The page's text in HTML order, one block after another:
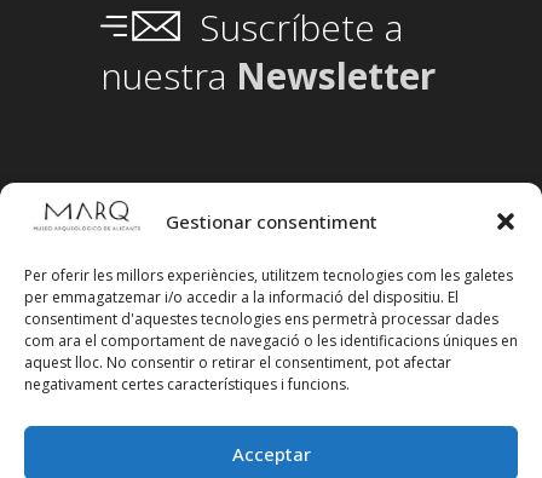
Gestionar consentiment
Per oferir les millors experiències, utilitzem tecnologies com les galetes
per emmagatzemar i/o accedir a la informació del dispositiu. El
consentiment d'aquestes tecnologies ens permetrà processar dades
com ara el comportament de navegació o les identificacions úniques en
aquest lloc. No consentir o retirar el consentiment, pot afectar
negativament certes característiques i funcions.
Acceptar
Suscríbete a
nuestra Newsletter